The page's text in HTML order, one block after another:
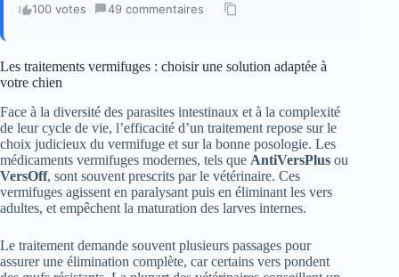
100 votes · 49 commentaires ·
Les traitements vermifuges : choisir une solution adaptée à
votre chien
Face à la diversité des parasites intestinaux et à la complexité
de leur cycle de vie, l’efficacité d’un traitement repose sur le
choix judicieux du vermifuge et sur la bonne posologie. Les
médicaments vermifuges modernes, tels que AntiVersPlus ou
VersOff, sont souvent prescrits par le vétérinaire. Ces
vermifuges agissent en paralysant puis en éliminant les vers
adultes, et empêchent la maturation des larves internes.
Le traitement demande souvent plusieurs passages pour
assurer une élimination complète, car certains vers pondent